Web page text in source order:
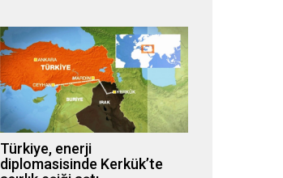
Türkiye, enerji
diplomasisinde Kerkük’te